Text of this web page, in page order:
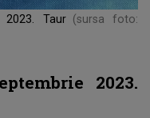
2023. Taur (sursa foto:
2023.